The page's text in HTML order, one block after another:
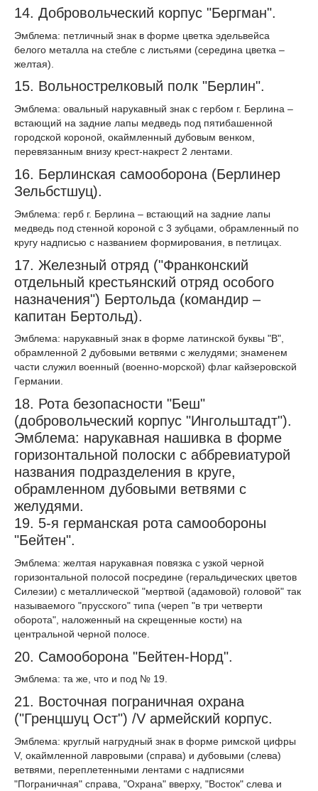
14. Добровольческий корпус "Бергман".
Эмблема: петличный знак в форме цветка эдельвейса
белого металла на стебле с листьями (середина цветка –
желтая).
15. Вольнострелковый полк "Берлин".
Эмблема: овальный нарукавный знак с гербом г. Берлина –
встающий на задние лапы медведь под пятибашенной
городской короной, окаймленный дубовым венком,
перевязанным внизу крест-накрест 2 лентами.
16. Берлинская самооборона (Берлинер
Зельбстшуц).
Эмблема: герб г. Берлина – встающий на задние лапы
медведь под стенной короной с 3 зубцами, обрамленный по
кругу надписью с названием формирования, в петлицах.
17. Железный отряд ("Франконский
отдельный крестьянский отряд особого
назначения") Бертольда (командир –
капитан Бертольд).
Эмблема: нарукавный знак в форме латинской буквы "В",
обрамленной 2 дубовыми ветвями с желудями; знаменем
части служил военный (военно-морской) флаг кайзеровской
Германии.
18. Рота безопасности "Беш"
(добровольческий корпус "Ингольштадт").
Эмблема: нарукавная нашивка в форме
горизонтальной полоски с аббревиатурой
названия подразделения в круге,
обрамленном дубовыми ветвями с
желудями.
19. 5-я германская рота самообороны
"Бейтен".
Эмблема: желтая нарукавная повязка с узкой черной
горизонтальной полосой посредине (геральдических цветов
Силезии) с металлической "мертвой (адамовой) головой" так
называемого "прусского" типа (череп "в три четверти
оборота", наложенный на скрещенные кости) на
центральной черной полосе.
20. Самооборона "Бейтен-Норд".
Эмблема: та же, что и под № 19.
21. Восточная пограничная охрана
("Гренцшуц Ост") /V армейский корпус.
Эмблема: круглый нагрудный знак в форме римской цифры
V, окаймленной лавровыми (справа) и дубовыми (слева)
ветвями, переплетенными лентами с надписями
"Пограничная" справа, "Охрана" вверху, "Восток" слева и